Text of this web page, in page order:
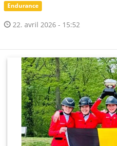
Endurance
22. avril 2026 - 15:52